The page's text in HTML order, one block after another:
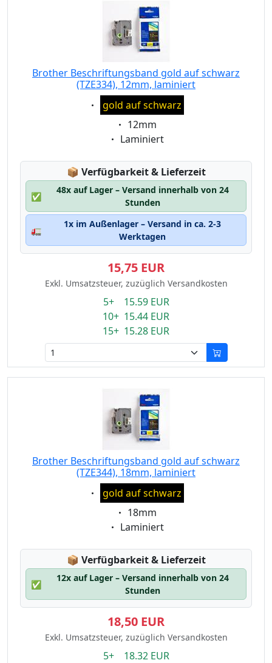
Brother Beschriftungsband gold auf schwarz
(TZE334), 12mm, laminiert
Eigenschaft:
gold auf schwarz
Eigenschaft:
12mm
Eigenschaft:
Laminiert
📦 Lagerstatus:
Verfügbarkeit & Lieferzeit
✅
48x auf Lager – Versand innerhalb von 24
Stunden
🚛
1x im Außenlager – Versand in ca. 2-3
Werktagen
15,75 EUR
Exkl. Umsatzsteuer, zuzüglich Versandkosten
5+ 15.59 EUR
10+ 15.44 EUR
15+ 15.28 EUR
Brother Beschriftungsband gold auf schwarz
(TZE344), 18mm, laminiert
Eigenschaft:
gold auf schwarz
Eigenschaft:
18mm
Eigenschaft:
Laminiert
📦 Lagerstatus:
Verfügbarkeit & Lieferzeit
✅
12x auf Lager – Versand innerhalb von 24
Stunden
18,50 EUR
Exkl. Umsatzsteuer, zuzüglich Versandkosten
5+ 18.32 EUR